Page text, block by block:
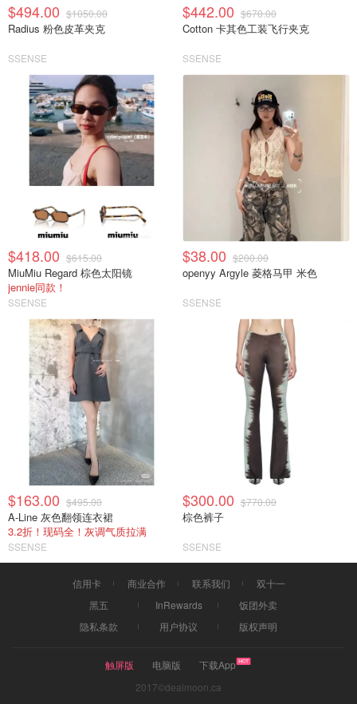
$494.00 $1050.00
Radius 粉色皮革夹克
SSENSE
$442.00 $670.00
Cotton 卡其色工装飞行夹克
SSENSE
$418.00 $615.00
MiuMiu Regard 棕色太阳镜
jennie同款！
SSENSE
$38.00 $200.00
openyy Argyle 菱格马甲 米色
SSENSE
$163.00 $495.00
A-Line 灰色翻领连衣裙
3.2折！现码全！灰调气质拉满
SSENSE
$300.00 $770.00
棕色裤子
SSENSE
信用卡 商业合作 联系我们
双十一
黑五
InRewards
饭团外卖
隐私条款
用户协议 版权声明
触屏版 电脑版
下载App
2017©dealmoon.ca